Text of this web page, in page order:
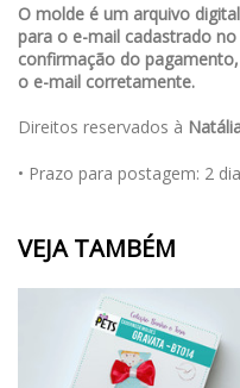
O molde é um arquivo
para o e-mail cadastrado
confirmação do
o e-mail corretamente.
Direitos reservados à
• Prazo para postagem: 2
VEJA TAMBÉM